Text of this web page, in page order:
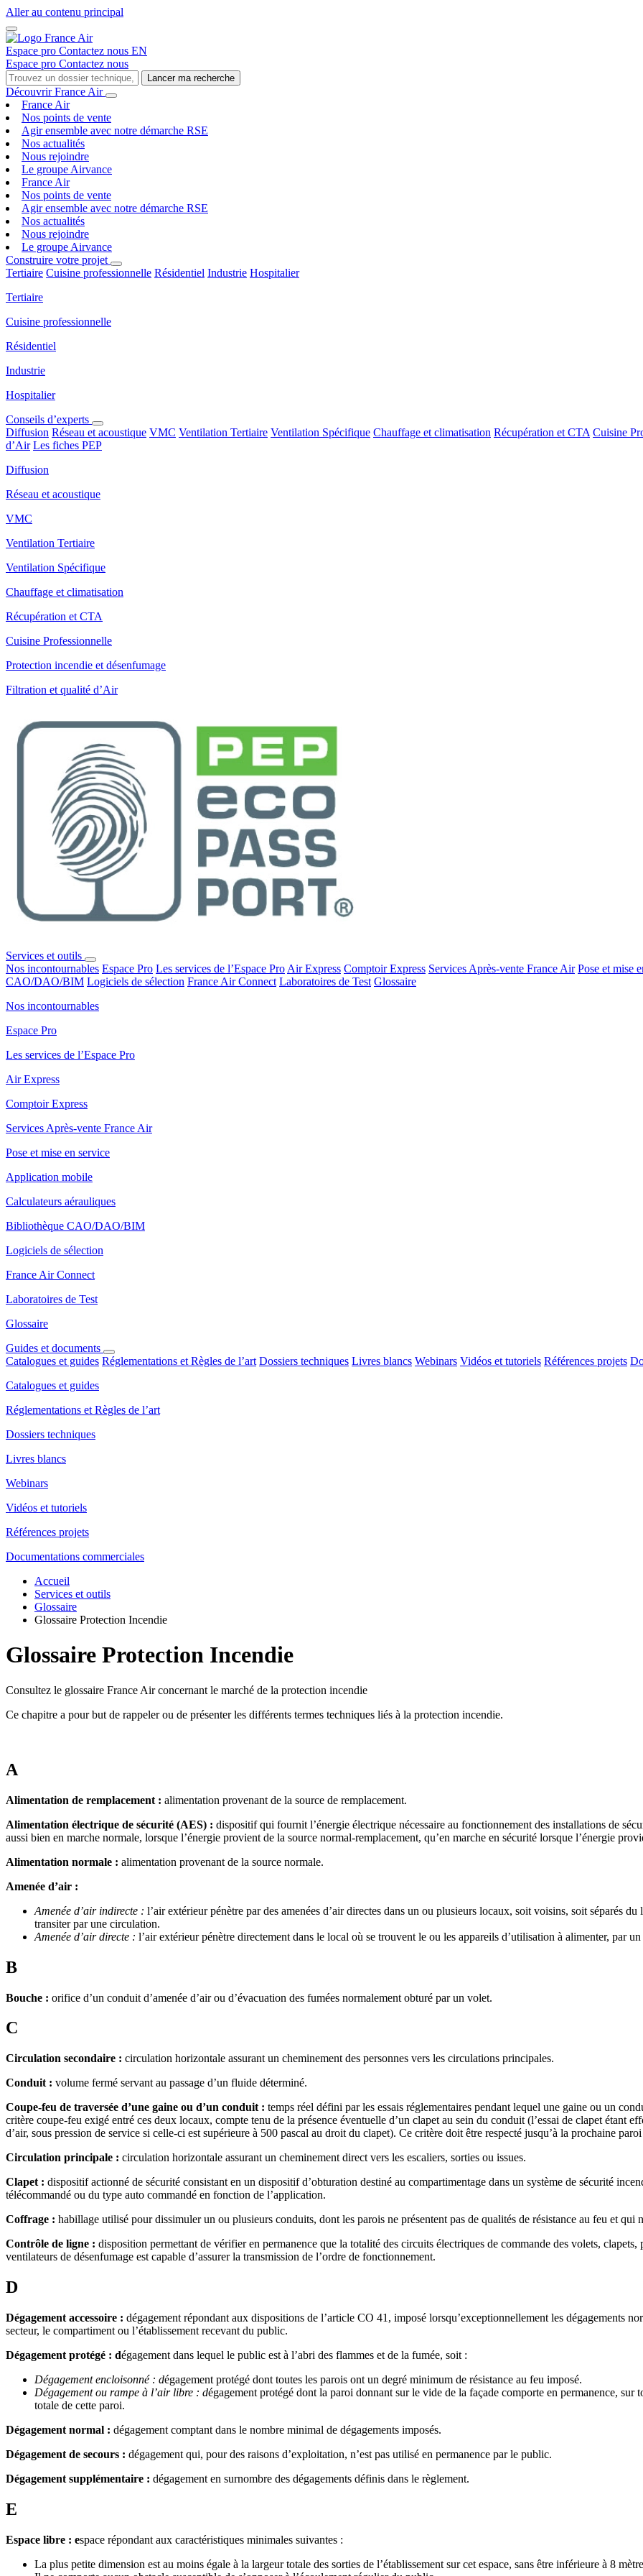
Aller au contenu principal
Espace pro Contactez nous EN
Espace pro Contactez nous
Lancer ma recherche
Découvrir France Air
France Air
Nos points de vente
Agir ensemble avec notre démarche RSE
Nos actualités
Nous rejoindre
Le groupe Airvance
France Air
Nos points de vente
Agir ensemble avec notre démarche RSE
Nos actualités
Nous rejoindre
Le groupe Airvance
Construire votre projet
Tertiaire Cuisine professionnelle Résidentiel Industrie Hospitalier
Tertiaire
Cuisine professionnelle
Résidentiel
Industrie
Hospitalier
Conseils d’experts
Diffusion Réseau et acoustique VMC Ventilation Tertiaire Ventilation Spécifique Chauffage et climatisation Récupération et CTA Cuisine
d’Air Les fiches PEP
Diffusion
Réseau et acoustique
VMC
Ventilation Tertiaire
Ventilation Spécifique
Chauffage et climatisation
Récupération et CTA
Cuisine Professionnelle
Protection incendie et désenfumage
Filtration et qualité d’Air
Services et outils
Nos incontournables Espace Pro Les services de l’Espace Pro Air Express Comptoir Express Services Après-vente France Air Pose et mise
CAO/DAO/BIM Logiciels de sélection France Air Connect Laboratoires de Test Glossaire
Nos incontournables
Espace Pro
Les services de l’Espace Pro
Air Express
Comptoir Express
Services Après-vente France Air
Pose et mise en service
Application mobile
Calculateurs aérauliques
Bibliothèque CAO/DAO/BIM
Logiciels de sélection
France Air Connect
Laboratoires de Test
Glossaire
Guides et documents
Catalogues et guides Réglementations et Règles de l’art Dossiers techniques Livres blancs Webinars Vidéos et tutoriels Références projets
Catalogues et guides
Réglementations et Règles de l’art
Dossiers techniques
Livres blancs
Webinars
Vidéos et tutoriels
Références projets
Documentations commerciales
Accueil
Services et outils
Glossaire
Glossaire Protection Incendie
Glossaire Protection Incendie
Consultez le glossaire France Air concernant le marché de la protection incendie
Ce chapitre a pour but de rappeler ou de présenter les différents termes techniques liés à la protection incendie.
A
Alimentation de remplacement : alimentation provenant de la source de remplacement.
Alimentation électrique de sécurité (AES) : dispositif qui fournit l’énergie électrique nécessaire au fonctionnement des installations de
aussi bien en marche normale, lorsque l’énergie provient de la source normal-remplacement, qu’en marche en sécurité lorsque l’énergie
Alimentation normale : alimentation provenant de la source normale.
Amenée d’air :
Amenée d’air indirecte : l’air extérieur pénètre par des amenées d’air directes dans un ou plusieurs locaux, soit voisins, soit séparés
transiter par une circulation.
Amenée d’air directe : l’air extérieur pénètre directement dans le local où se trouvent le ou les appareils d’utilisation à alimenter, par
B
Bouche : orifice d’un conduit d’amenée d’air ou d’évacuation des fumées normalement obturé par un volet.
C
Circulation secondaire : circulation horizontale assurant un cheminement des personnes vers les circulations principales.
Conduit : volume fermé servant au passage d’un fluide déterminé.
Coupe-feu de traversée d’une gaine ou d’un conduit : temps réel défini par les essais réglementaires pendant lequel une gaine ou un
critère coupe-feu exigé entré ces deux locaux, compte tenu de la présence éventuelle d’un clapet au sein du conduit (l’essai de clapet étant
d’air, sous pression de service si celle-ci est supérieure à 500 pascal au droit du clapet). Ce critère doit être respecté jusqu’à la prochaine
Circulation principale : circulation horizontale assurant un cheminement direct vers les escaliers, sorties ou issues.
Clapet : dispositif actionné de sécurité consistant en un dispositif d’obturation destiné au compartimentage dans un système de sécurité
télécommandé ou du type auto commandé en fonction de l’application.
Coffrage : habillage utilisé pour dissimuler un ou plusieurs conduits, dont les parois ne présentent pas de qualités de résistance au feu et qui
Contrôle de ligne : disposition permettant de vérifier en permanence que la totalité des circuits électriques de commande des volets,
ventilateurs de désenfumage est capable d’assurer la transmission de l’ordre de fonctionnement.
D
Dégagement accessoire : dégagement répondant aux dispositions de l’article CO 41, imposé lorsqu’exceptionnellement les dégagements
secteur, le compartiment ou l’établissement recevant du public.
Dégagement protégé : dégagement dans lequel le public est à l’abri des flammes et de la fumée, soit :
Dégagement encloisonné : dégagement protégé dont toutes les parois ont un degré minimum de résistance au feu imposé.
Dégagement ou rampe à l’air libre : dégagement protégé dont la paroi donnant sur le vide de la façade comporte en permanence,
totale de cette paroi.
Dégagement normal : dégagement comptant dans le nombre minimal de dégagements imposés.
Dégagement de secours : dégagement qui, pour des raisons d’exploitation, n’est pas utilisé en permanence par le public.
Dégagement supplémentaire : dégagement en surnombre des dégagements définis dans le règlement.
E
Espace libre : espace répondant aux caractéristiques minimales suivantes :
La plus petite dimension est au moins égale à la largeur totale des sorties de l’établissement sur cet espace, sans être inférieure à 8